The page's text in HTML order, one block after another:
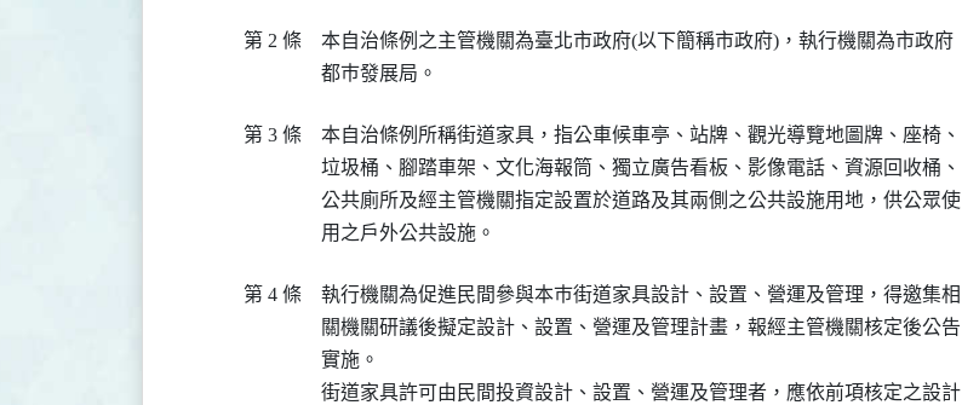
第 2 條
本自治條例之主管機關為臺北市政府(以下簡稱市政府)，執行機關為市政府
都巿發展局。
第 3 條
本自治條例所稱街道家具，指公車候車亭、站牌、觀光導覽地圖牌、座椅、
垃圾桶、腳踏車架、文化海報筒、獨立廣告看板、影像電話、資源回收桶、
公共廁所及經主管機關指定設置於道路及其兩側之公共設施用地，供公眾使
用之戶外公共設施。
第 4 條
執行機關為促進民間參與本巿街道家具設計、設置、營運及管理，得邀集相
關機關研議後擬定設計、設置、營運及管理計畫，報經主管機關核定後公告
實施。
街道家具許可由民間投資設計、設置、營運及管理者，應依前項核定之設計